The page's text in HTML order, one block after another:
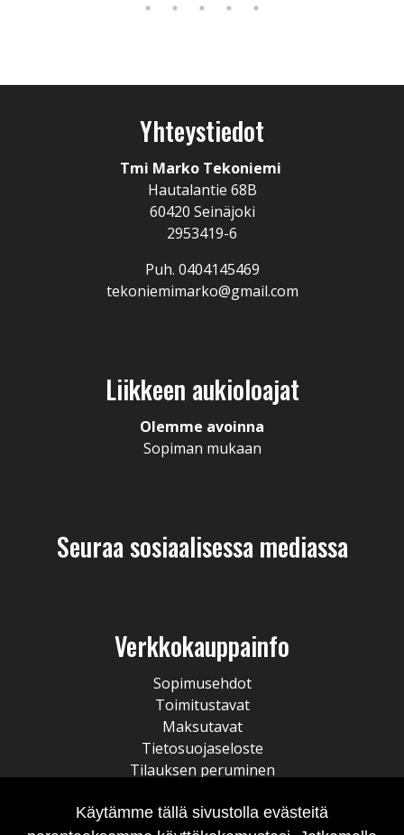
Yhteystiedot
Tmi Marko Tekoniemi
Hautalantie 68B
60420 Seinäjoki
2953419-6
Puh. 0404145469
tekoniemimarko@gmail.com
Liikkeen aukioloajat
Olemme avoinna
Sopiman mukaan
Seuraa sosiaalisessa mediassa
Verkkokauppainfo
Sopimusehdot
Toimitustavat
Maksutavat
Tietosuojaseloste
Tilauksen peruminen
Käytämme tällä sivustolla evästeitä